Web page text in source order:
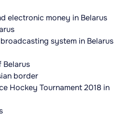
electronic money in Belarus
system in Belarus
Belarus
border
Hockey Tournament 2018 in